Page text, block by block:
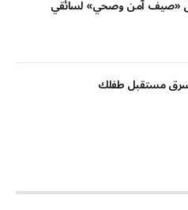
«صيف آمن وصحي» لسائقي
مستقبل طفلك